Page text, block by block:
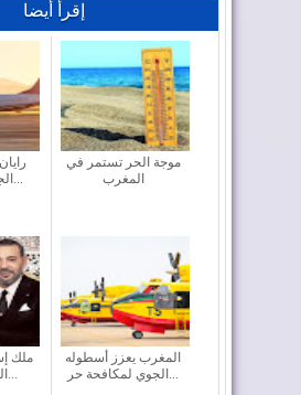
إقرأ أيضا
الجوي للمغرب م...
موجة الحر تستمر في
المغرب
ملك
الملك بمناسب...
المغرب يعزز أسطوله
الجوي لمكافحة حر...